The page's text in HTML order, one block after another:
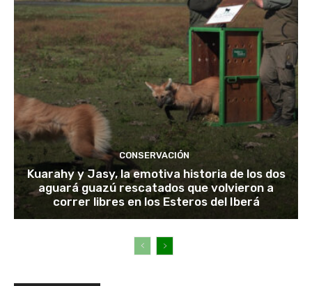
CONSERVACIÓN
Kuarahy y Jasy, la emotiva historia de los dos
aguará guazú rescatados que volvieron a
correr libres en los Esteros del Iberá